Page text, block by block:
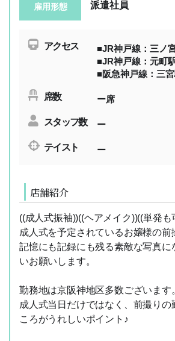
雇用形態 派遣社員
アクセス
■JR神戸線：三ノ
■JR神戸線：元町
■阪急神戸線：三
席数 ー席
スタッフ数 ー
テイスト ー
店舗紹介
((成人式振袖))((ヘアメイク))((単発も
成人式を予定されているお嬢様の前
記憶にも記録にも残る素敵な写真に
いお願いします。
勤務地は京阪神地区多数ございま
成人式当日だけではなく、前撮りの
ころがうれしいポイント♪